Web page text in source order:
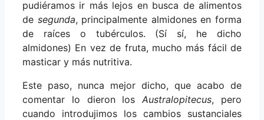
pudiéramos ir más lejos en busca de alimentos
de segunda, principalmente almidones en forma
de raíces o tubérculos. (Sí sí, he dicho
almidones) En vez de fruta, mucho más fácil de
masticar y más nutritiva.
Este paso, nunca mejor dicho, que acabo de
comentar lo dieron losAustralopitecus, pero
cuando introdujimos los cambios sustanciales